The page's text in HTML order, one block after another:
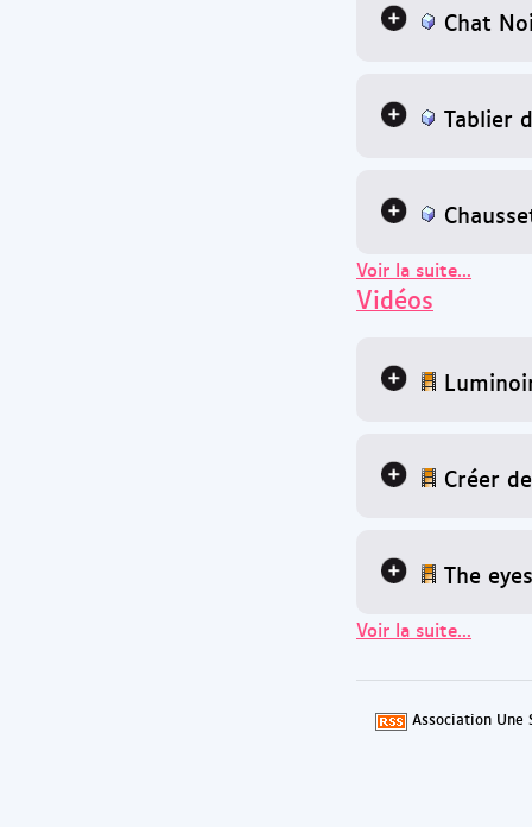
Chat
Tablier
Voir la suite...
Vidéos
Créer
The
Voir la suite...
Association Une